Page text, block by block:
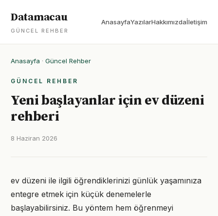
Datamacau
GÜNCEL REHBER
AnasayfaYazılarHakkımızdaİletişim
Anasayfa · Güncel Rehber
GÜNCEL REHBER
Yeni başlayanlar için ev düzeni
rehberi
8 Haziran 2026
ev düzeni ile ilgili öğrendiklerinizi günlük yaşamınıza
entegre etmek için küçük denemelerle
başlayabilirsiniz. Bu yöntem hem öğrenmeyi